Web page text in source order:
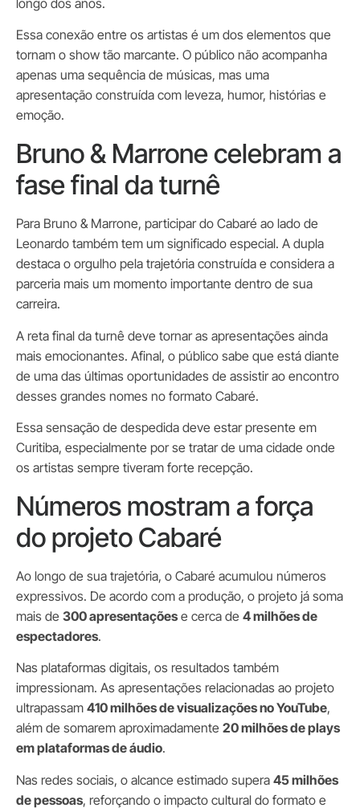
Essa conexão entre os artistas é um dos elementos que
tornam o show tão marcante. O público não acompanha
apenas uma sequência de músicas, mas uma
apresentação construída com leveza, humor, histórias e
emoção.
Bruno & Marrone celebram a
fase final da turnê
Para Bruno & Marrone, participar do Cabaré ao lado de
Leonardo também tem um significado especial. A dupla
destaca o orgulho pela trajetória construída e considera a
parceria mais um momento importante dentro de sua
carreira.
A reta final da turnê deve tornar as apresentações ainda
mais emocionantes. Afinal, o público sabe que está diante
de uma das últimas oportunidades de assistir ao encontro
desses grandes nomes no formato Cabaré.
Essa sensação de despedida deve estar presente em
Curitiba, especialmente por se tratar de uma cidade onde
os artistas sempre tiveram forte recepção.
Números mostram a força
do projeto Cabaré
Ao longo de sua trajetória, o Cabaré acumulou números
expressivos. De acordo com a produção, o projeto já soma
mais de 300 apresentações e cerca de 4 milhões de
espectadores.
Nas plataformas digitais, os resultados também
impressionam. As apresentações relacionadas ao projeto
ultrapassam 410 milhões de visualizações no YouTube,
além de somarem aproximadamente 20 milhões de plays
em plataformas de áudio.
Nas redes sociais, o alcance estimado supera 45 milhões
de pessoas, reforçando o impacto cultural do formato e